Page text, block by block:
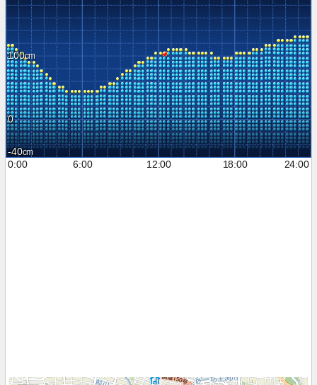
100
0
-40
0:00
6:00 12:00 18:00 24:00